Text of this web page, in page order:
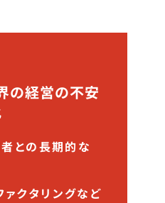
の経営の不安
との長期的な
クタリングなど